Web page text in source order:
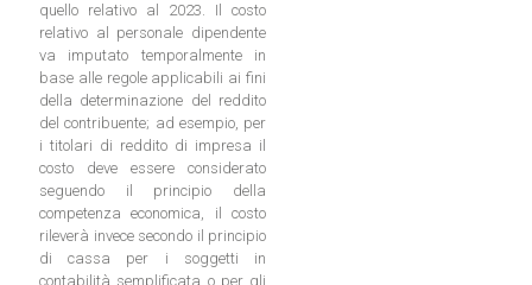
quello relativo al 2023. Il costo
relativo al personale dipendente
va imputato temporalmente in
base alle regole applicabili ai fini
della determinazione del reddito
del contribuente; ad esempio, per
i titolari di reddito di impresa il
costo deve essere considerato
seguendo il principio della
competenza economica, il costo
rileverà invece secondo il principio
di cassa per i soggetti in
contabilità semplificata o per gli